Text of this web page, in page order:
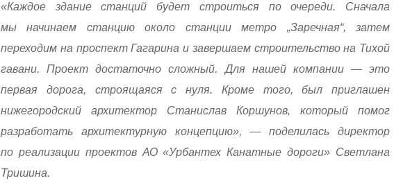
«Каждое здание станций будет строиться по очереди. Сначала
мы начинаем станцию около станции метро „Заречная“, затем
переходим на проспект Гагарина и завершаем строительство на Тихой
гавани. Проект достаточно сложный. Для нашей компании — это
первая дорога, строящаяся с нуля. Кроме того, был приглашен
нижегородский архитектор Станислав Коршунов, который помог
разработать архитектурную концепцию», — поделилась директор
по реализации проектов АО «Урбантех Канатные дороги» Светлана
Тришина.